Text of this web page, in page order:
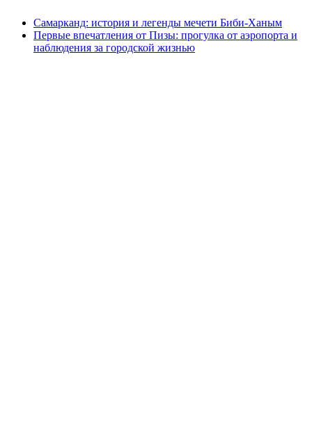
Самарканд: история и легенды мечети Биби-Ханым
Первые впечатления от Пизы: прогулка от аэропорта и
наблюдения за городской жизнью